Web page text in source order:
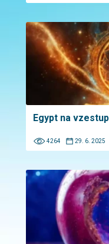
Egypt na
4264 29. 6. 2025